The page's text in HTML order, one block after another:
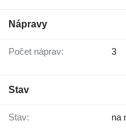
Nápravy
Počet náprav: 3
Stav
Stav: na